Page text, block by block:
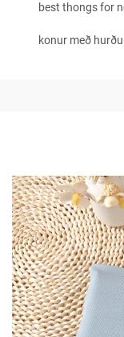
best thongs for
konur með